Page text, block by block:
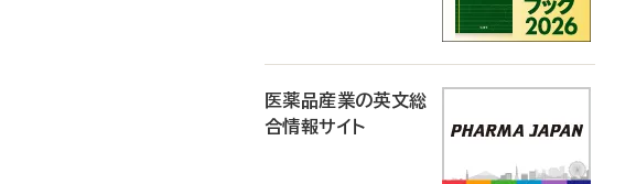
医薬品産業の英文総
合情報サイト